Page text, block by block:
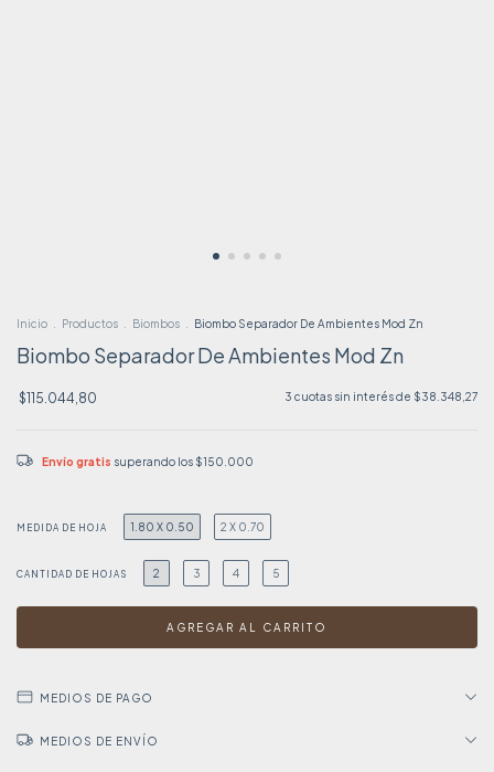
Inicio Productos Biombos Biombo Separador De Ambientes Mod Zn
Biombo Separador De Ambientes Mod Zn
$115.044,80 3 cuotas sin interés de $38.348,27
Envío gratis superando los $150.000
MEDIDA DE HOJA 1.80 X 0.50 2 X 0.70
CANTIDAD DE HOJAS 2 3 4 5
MEDIOS DE PAGO
MEDIOS DE ENVÍO